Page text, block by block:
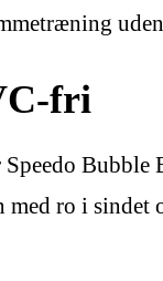
fri
Speedo
ro i sindet